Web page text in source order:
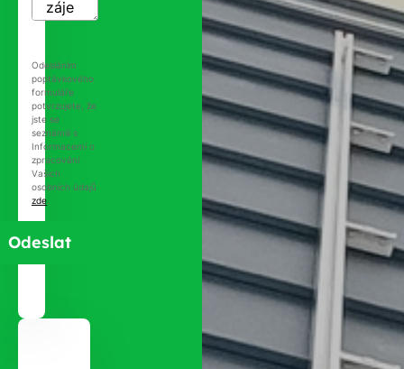
Odesláním
poptávkového
formuláře
potvrzujete, že
jste se
seznámili s
Informacemi o
zpracování
Vašich
osobních údajů
zde